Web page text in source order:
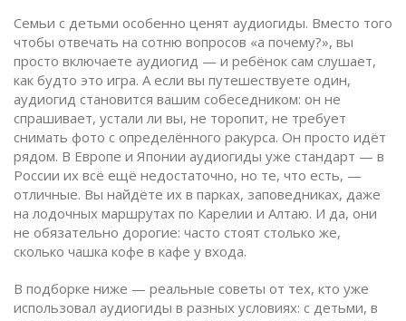
Семьи с детьми особенно ценят аудиогиды. Вместо того
чтобы отвечать на сотню вопросов «а почему?», вы
просто включаете аудиогид — и ребёнок сам слушает,
как будто это игра. А если вы путешествуете один,
аудиогид становится вашим собеседником: он не
спрашивает, устали ли вы, не торопит, не требует
снимать фото с определённого ракурса. Он просто идёт
рядом. В Европе и Японии аудиогиды уже стандарт — в
России их всё ещё недостаточно, но те, что есть, —
отличные. Вы найдёте их в парках, заповедниках, даже
на лодочных маршрутах по Карелии и Алтаю. И да, они
не обязательно дорогие: часто стоят столько же,
сколько чашка кофе в кафе у входа.
В подборке ниже — реальные советы от тех, кто уже
использовал аудиогиды в разных условиях: с детьми, в